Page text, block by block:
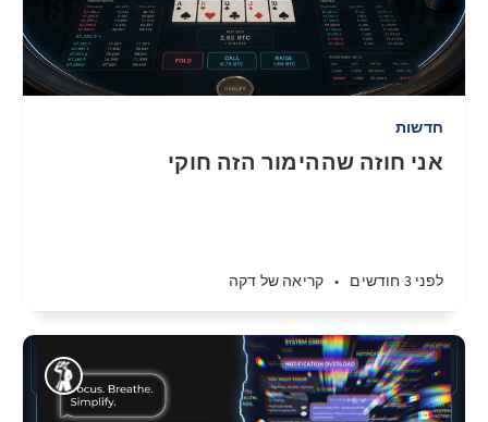
חדשות
אני חוזה שההימור הזה חוקי
לפני 3 חודשים • קריאה של דקה